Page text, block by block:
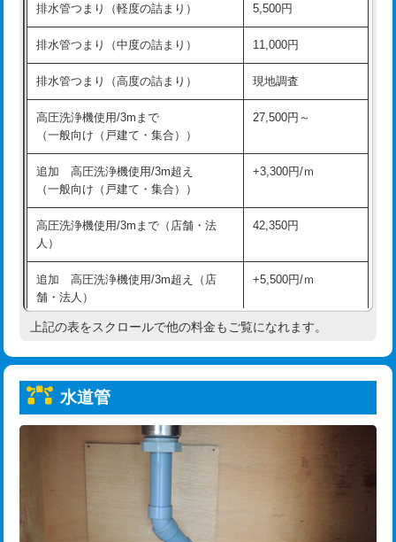
※給水管工事は20mmまでの価格です。
持込商品取付（浄水器・分岐水栓） 16,500円
給水管工事※（ホール加工) 16,500円
給水管工事※（バンド止め) 3,300円
給水管工事※（支持金具設置)
給水管工事※（保温材使用（バンド止
め込み）)
5,500円
給水管工事※（土の掘削・埋め戻し作
業)
11,000円
給水管工事※（塩ビ管（VP・HI）使
用/3ｍまで)
33,000円
給水管工事※（塩ビ管（VP・HI）使
+8,800円
給水管工事※（ライニング鋼管・銅
管・ポリ管・HT管使用/3ｍまで)
給水管工事※（ライニング鋼管・銅
管・ポリ管・HT管使用/3ｍ超え)
排水管工事（土の掘削・埋め戻し作
11,000円~
排水管つまり（軽度の詰まり） 5,500円
排水管つまり（中度の詰まり） 11,000円
排水管つまり（高度の詰まり） 現地調査
高圧洗浄機使用/3mまで
（一般向け（戸建て・集合））
27,500円～
追加 高圧洗浄機使用/3m超え
（一般向け（戸建て・集合））
+3,300円/ｍ
高圧洗浄機使用/3mまで（店舗・法
人）
42,350円
追加 高圧洗浄機使用/3m超え（店
舗・法人）
+5,500円/ｍ
高度高圧洗浄換 現地調査
トーラー機使用/3mまで
追加トーラー機使用/3m超え
33,000円
8,800円
上記の表をスクロールで他の料金もご覧になれます。
水道管